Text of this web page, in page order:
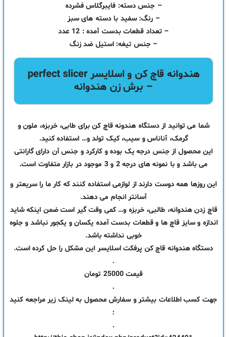
– جنس دسته: فایبرگلاس فشرده
– رنگ: سفید با دسته های سبز
– تعداد قطعات بدست آمده : 12 عدد
– جنس تیغه: استیل ضد زنگ
هندوانه قاچ کن و اسلایسر perfect slicer
– برش زن هندوانه
شما می توانید از دستگاه هندونه قاچ کن برای طابی، خربزه، ملون و
گرمک، آناناس و سیب، کیک تولد و… استفاده کنید.
این محصول از جنس درجه یک بوده و کارکرد و جنس آن دارای گارانتی
می باشد و با نمونه های درجه 2 و 3 موجود در بازار متفاوت است.
این روزها همه دوست دارند از لوازمی استفاده کنند که کار ما را سریعتر و
آسانتر انجام می دهند.
قاچ زدن هندوانه، طالبی، خربزه و… کمی وقت گیر است ضمن اینکه شاید
اندازه و سایز قاچ ها و قطعات بدست آمده یکسان و یکجور نباشد و جلوه
خوبی نداشته باشد.
دستگاه هندوانه قاچ کن پرفکت اسلایسر این مشکل را حل کرده است.
.
قیمت 25000 تومان
.
جهت کسب اطلاعات بیشتر و سفارش محصول به لینک زیر مراجعه کنید
:
.